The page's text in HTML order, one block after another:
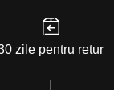
zile pentru retur